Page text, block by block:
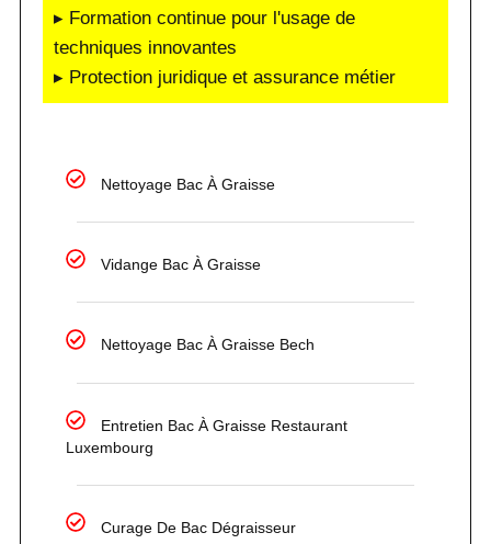
▸ Formation continue pour l'usage de
techniques innovantes
▸ Protection juridique et assurance métier
Nettoyage Bac À Graisse
Vidange Bac À Graisse
Nettoyage Bac À Graisse Bech
Entretien Bac À Graisse Restaurant
Luxembourg
Curage De Bac Dégraisseur